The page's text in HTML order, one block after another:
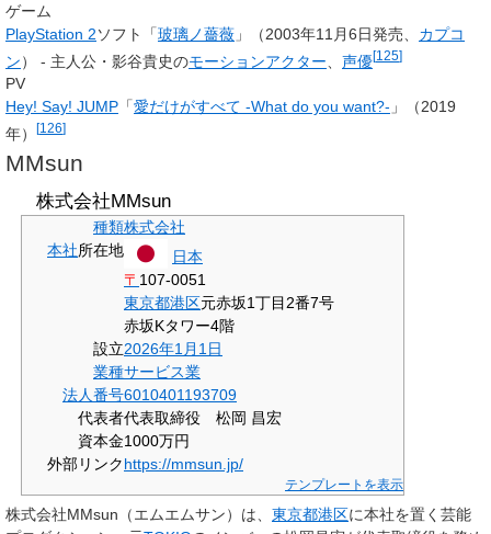
ゲーム
PlayStation 2ソフト「玻璃ノ薔薇 」（2003年11月6日発売、 カプコ
ン） - 主人公・影谷貴史のモーションアクター 声優[125]
PV
Hey! Say! JUMP 「愛だけがすべて -What do you want?- 」（2019
年）
[126]
MMsun
株式会社MMsun
種類株式会社
本社所在地
日本
〒 107-0051
東京都港区元赤坂1丁目2番7号
赤坂Kタワー4階
設立2026年1月1日
業種サービス業
法人番号6010401193709
代表者代表取締役 松岡 昌宏
資本金1000万円
外部リンクhttps://mmsun.jp/
テンプレートを表示
株式会社MMsun （エムエムサン）は、 東京都港区に本社を置く芸能